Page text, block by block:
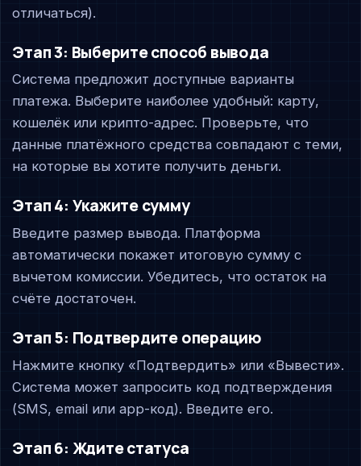
отличаться).
Этап 3: Выберите способ вывода
Система предложит доступные варианты
платежа. Выберите наиболее удобный: карту,
кошелёк или крипто-адрес. Проверьте, что
данные платёжного средства совпадают с теми,
на которые вы хотите получить деньги.
Этап 4: Укажите сумму
Введите размер вывода. Платформа
автоматически покажет итоговую сумму с
вычетом комиссии. Убедитесь, что остаток на
счёте достаточен.
Этап 5: Подтвердите операцию
Нажмите кнопку «Подтвердить» или «Вывести».
Система может запросить код подтверждения
(SMS, email или app-код). Введите его.
Этап 6: Ждите статуса